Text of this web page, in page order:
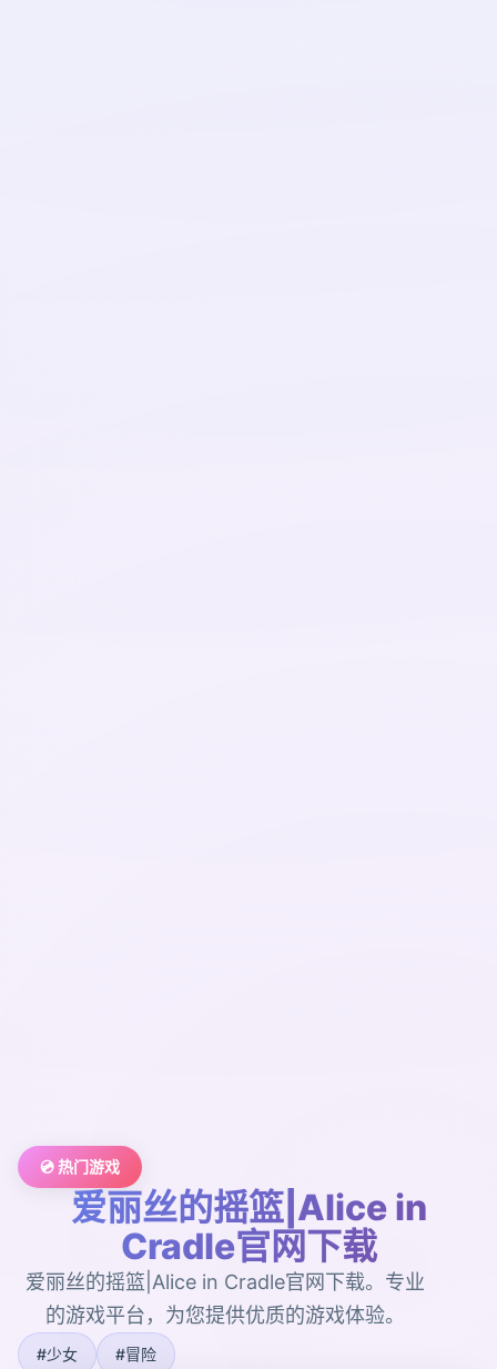
💿 热门游戏
爱丽丝的摇篮|Alice in
Cradle官网下载
爱丽丝的摇篮|Alice in Cradle官网下载。专业
的游戏平台，为您提供优质的游戏体验。
#少女 #冒险